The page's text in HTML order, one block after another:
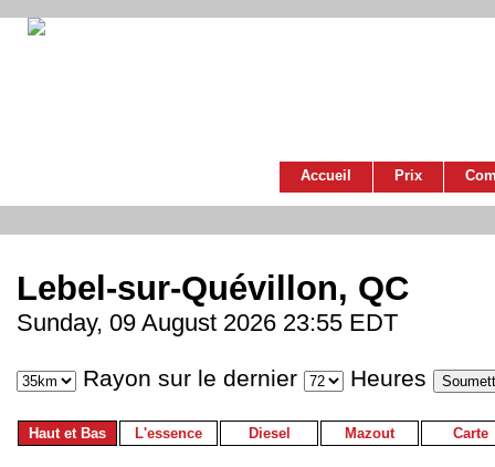
Accueil Prix
Lebel-sur-Quévillon, QC
Sunday, 09 August 2026 23:55 EDT
Rayon sur le dernier Heures
Haut et Bas L'essence Diesel Mazout Carte